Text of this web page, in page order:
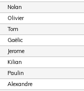
Nolan
Olivier
Tom
Gaëlic
Jerome
Kilian
Paulin
Alexandre